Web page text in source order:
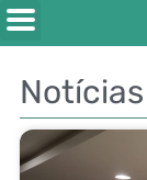
Notícias